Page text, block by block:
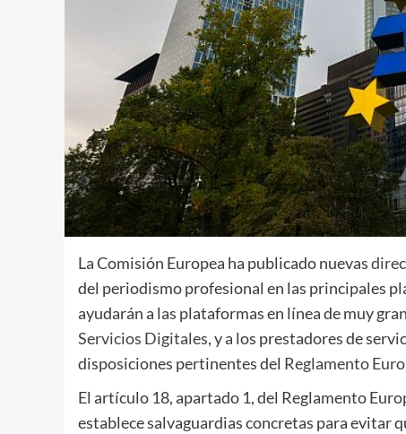
La Comisión Europea ha publicado nuevas
del periodismo profesional en las principales
ayudarán a las plataformas en línea de muy
Servicios Digitales, y a los prestadores de
disposiciones pertinentes del Reglamento
El artículo 18, apartado 1, del Reglamento
establece salvaguardias concretas para evitar